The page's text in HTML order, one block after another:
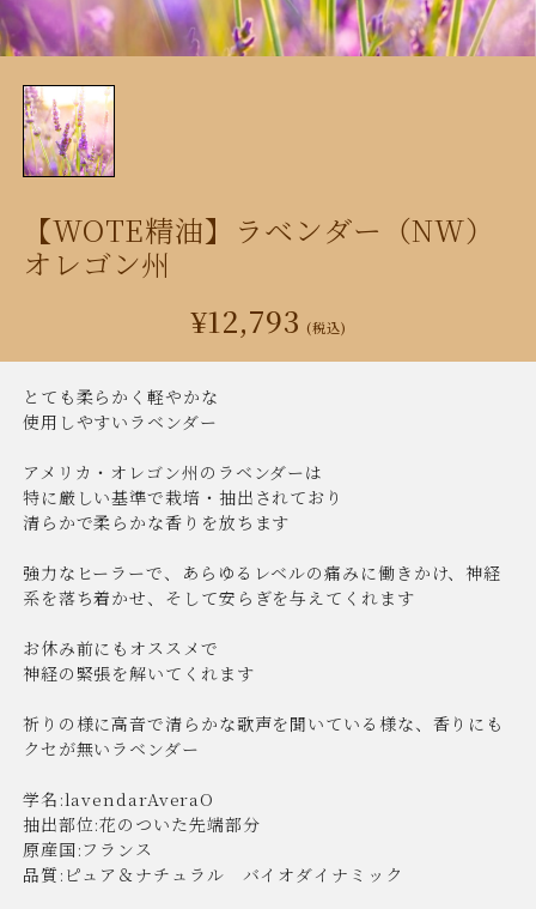
【WOTE精油】ラベンダー（NW）
オレゴン州
¥12,793 (税込)
とても柔らかく軽やかな
使用しやすいラベンダー
アメリカ・オレゴン州のラベンダーは
特に厳しい基準で栽培・抽出されており
清らかで柔らかな香りを放ちます
強力なヒーラーで、あらゆるレベルの痛みに働きかけ、神経
系を落ち着かせ、そして安らぎを与えてくれます
お休み前にもオススメで
神経の緊張を解いてくれます
祈りの様に高音で清らかな歌声を聞いている様な、香りにも
クセが無いラベンダー
学名:lavendarAveraO
抽出部位:花のついた先端部分
原産国:フランス
品質:ピュア＆ナチュラル バイオダイナミック